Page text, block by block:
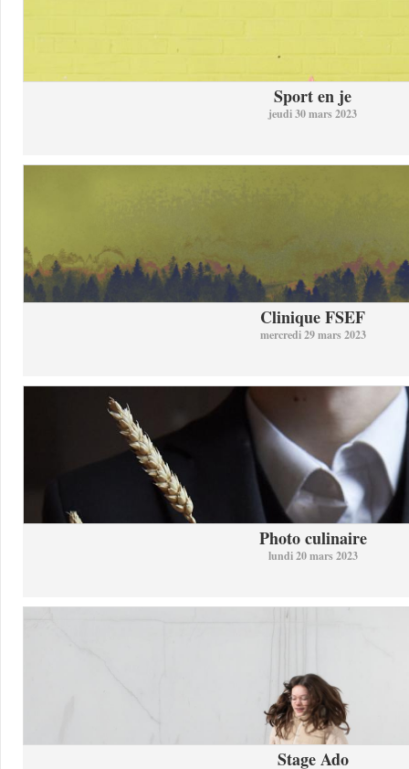
Sport en je
jeudi 30 mars 2023
Clinique FSEF
mercredi 29 mars 2023
Photo culinaire
lundi 20 mars 2023
Stage Ado